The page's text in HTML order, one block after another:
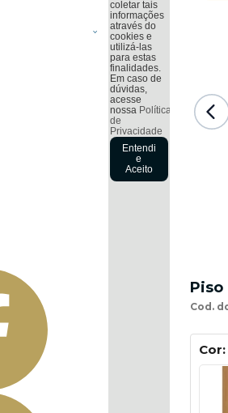
coletar tais
informações
através do
cookies e
utilizá-las
para estas
finalidades.
Em caso de
dúvidas,
acesse
nossa Política
de
Privacidade
Entendi
e
Aceito
Piso
Cod.
Cor: